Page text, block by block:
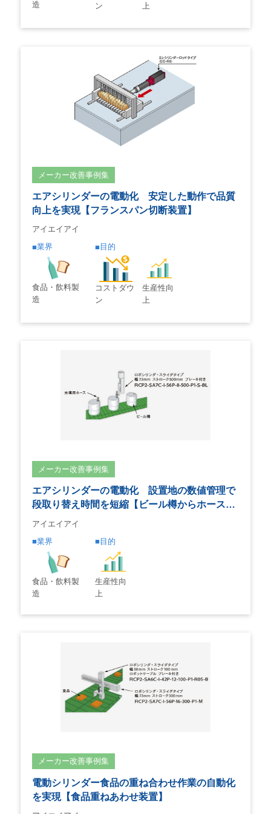
造
ン
上
メーカー改善事例集
エアシリンダーの電動化 安定した動作で品質
向上を実現【フランスパン切断装置】
アイエイアイ
業界
食品・飲料製
造
目的
コストダウ
ン
生産性向
上
メーカー改善事例集
エアシリンダーの電動化 設置地の数値管理で
段取り替え時間を短縮【ビール樽からホース…
アイエイアイ
業界
食品・飲料製
造
目的
生産性向
上
メーカー改善事例集
電動シリンダー食品の重ね合わせ作業の自動化
を実現【食品重ねあわせ装置】